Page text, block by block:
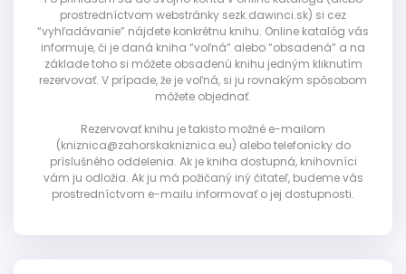
prostredníctvom webstránky sezk.dawinci.sk) si cez
“vyhľadávanie” nájdete konkrétnu knihu. Online katalóg vás
informuje, či je daná kniha “voľná” alebo “obsadená” a na
základe toho si môžete obsadenú knihu jedným kliknutím
rezervovať. V prípade, že je voľná, si ju rovnakým spôsobom
môžete objednať.
Rezervovať knihu je takisto možné e-mailom
(kniznica@zahorskakniznica.eu) alebo telefonicky do
príslušného oddelenia. Ak je kniha dostupná, knihovníci
vám ju odložia. Ak ju má požičaný iný čitateľ, budeme vás
prostredníctvom e-mailu informovať o jej dostupnosti.